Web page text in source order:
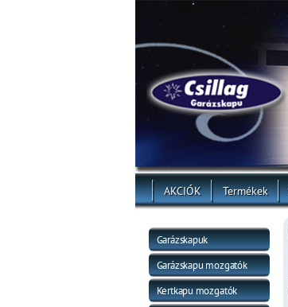
AKCIÓK Termékek
Garázskapuk
Garázskapu mozgatók
Kertkapu mozgatók